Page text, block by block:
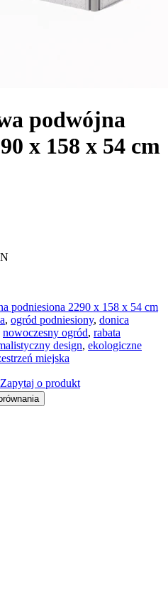
podwójna
x 158 x 54 cm
podniesiona 2290 x 158 x 54 cm
, ogród podniesiony, donica
nowoczesny ogród, rabata
design, ekologiczne
miejska
Zapytaj o produkt